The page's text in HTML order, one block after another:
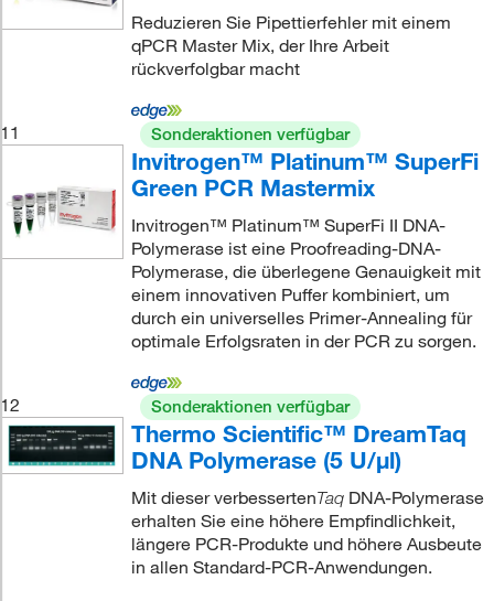
Reduzieren Sie Pipettierfehler mit einem
qPCR Master Mix, der Ihre Arbeit
rückverfolgbar macht
11 Sonderaktionen verfügbar
Invitrogen™ Platinum™ SuperFi
Green PCR Mastermix
Invitrogen™ Platinum™ SuperFi II DNA-
Polymerase ist eine Proofreading-DNA-
Polymerase, die überlegene Genauigkeit mit
einem innovativen Puffer kombiniert, um
durch ein universelles Primer-Annealing für
optimale Erfolgsraten in der PCR zu sorgen.
12 Sonderaktionen verfügbar
Thermo Scientific™ DreamTaq
DNA Polymerase (5 U/μl)
Mit dieser verbessertenTaqDNA-Polymerase
erhalten Sie eine höhere Empfindlichkeit,
längere PCR-Produkte und höhere Ausbeute
in allen Standard-PCR-Anwendungen.